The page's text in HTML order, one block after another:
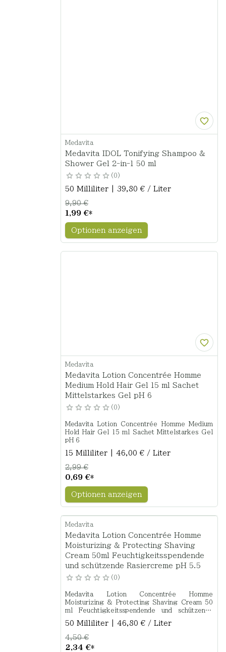
Medavita
Medavita IDOL Tonifying Shampoo &
Shower Gel 2-in-1 50 ml
0
50 Milliliter | 39,80 € / Liter
1,99 €*
9,90 €
Optionen anzeigen
Medavita
Medavita Lotion Concentrée Homme
Medium Hold Hair Gel 15 ml Sachet
Mittelstarkes Gel pH 6
0
Medavita Lotion Concentrée Homme Medium
Hold Hair Gel 15 ml Sachet Mittelstarkes Gel
pH 6
15 Milliliter | 46,00 € / Liter
0,69 €*
2,99 €
Optionen anzeigen
Medavita
Medavita Lotion Concentrée Homme
Moisturizing & Protecting Shaving
Cream 50ml Feuchtigkeitsspendende
und schützende Rasiercreme pH 5.5
0
Medavita Lotion Concentrée Homme
Moisturizing & Protecting Shaving Cream 50
ml Feuchtigkeitsspendende und schützende
Rasiercreme pH 5.5
50 Milliliter | 46,80 € / Liter
2,34 €*
4,50 €